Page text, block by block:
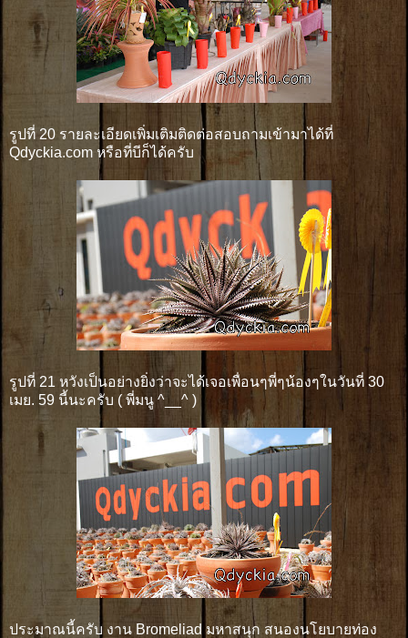
รูปที่ 20 รายละเอียดเพิ่มเติมติดต่อสอบถามเข้ามาได้ที่
Qdyckia.com หรือที่บีก็ได้ครับ
รูปที่ 21 หวังเป็นอย่างยิ่งว่าจะได้เจอเพื่อนๆพี่ๆน้องๆในวันที่ 30
เมย. 59 นี้นะครับ ( พี่มนู ^__^ )
ประมาณนี้ครับ งาน Bromeliad มหาสนุก สนองนโยบายท่อง